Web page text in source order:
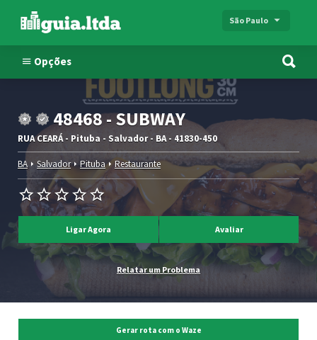
São Paulo
Opções
48468 - SUBWAY
RUA CEARÁ - Pituba - Salvador - BA - 41830-450
BA Salvador Pituba Restaurante
Ligar Agora Avaliar
Relatar um Problema
Gerar rota com o Waze